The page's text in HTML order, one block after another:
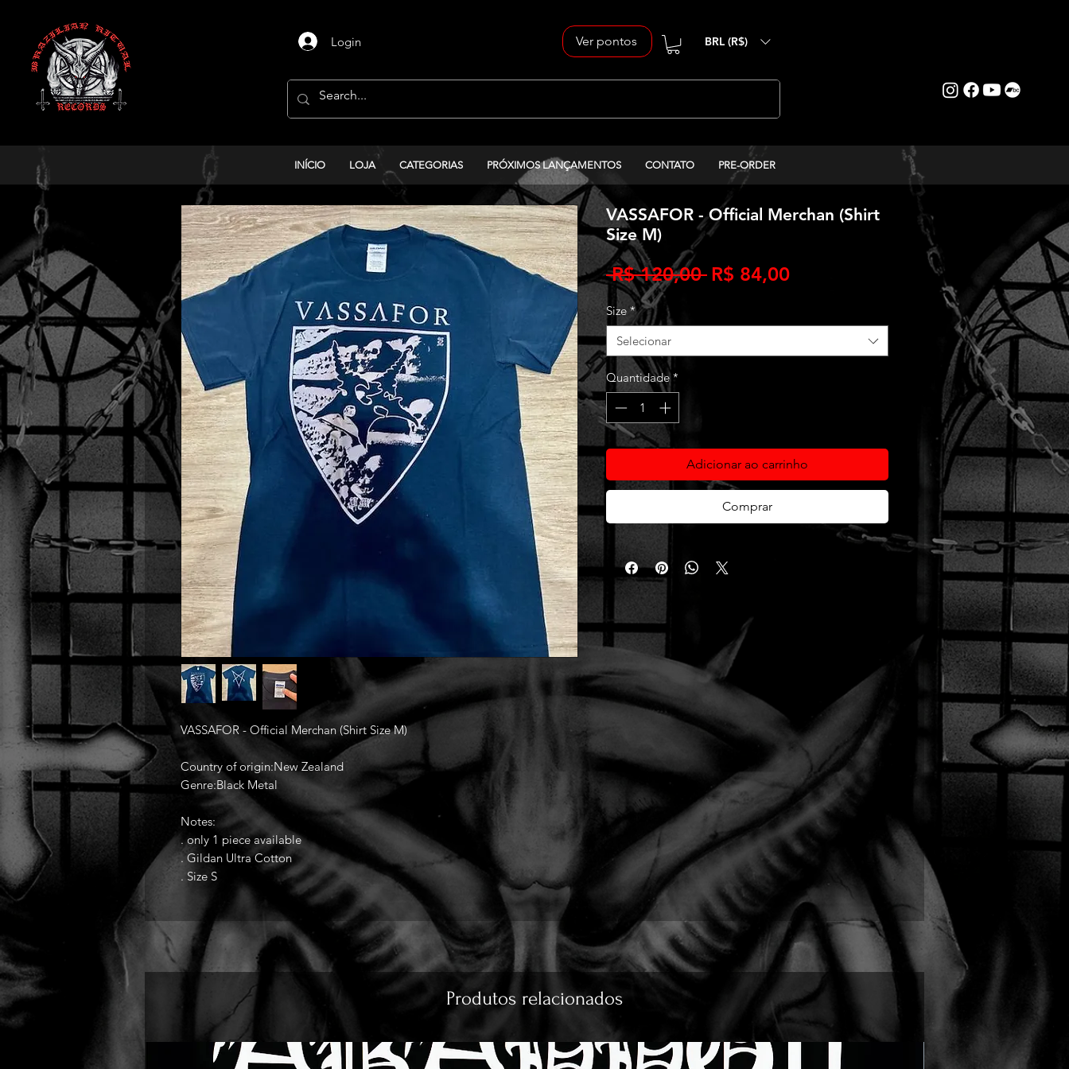
Login Ver pontos BRL (R$)
INÍCIO LOJA CATEGORIAS PRÓXIMOS LANÇAMENTOS CONTATO PRE-ORDER
VASSAFOR - Official Merchan (Shirt Size M)
Country of origin:New Zealand
Genre:Black Metal
Notes:
. only 1 piece available
. Gildan Ultra Cotton
. Size S
VASSAFOR - Official Merchan (Shirt
Size M)
R$ 120,00 Preço
R$ 84,00Preço
Size *
Selecionar
Quantidade *
Adicionar ao carrinho
Comprar
Produtos relacionados